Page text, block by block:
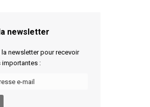
newsletter
newsletter pour recevoir
importantes :